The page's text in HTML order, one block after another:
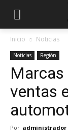
Inicio Noticias
Noticias Región
Marcas
ventas
Por administrador